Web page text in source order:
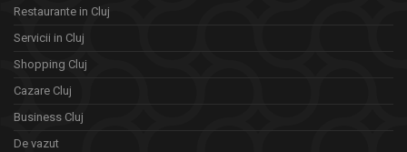
Restaurante in Cluj
Servicii in Cluj
Shopping Cluj
Cazare Cluj
Business Cluj
De vazut